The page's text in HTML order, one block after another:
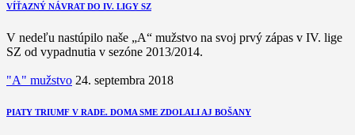
VÍŤAZNÝ NÁVRAT DO IV. LIGY SZ
V nedeľu nastúpilo naše „A“ mužstvo na svoj prvý zápas v IV. lige
SZ od vypadnutia v sezóne 2013/2014.
"A" mužstvo 24. septembra 2018
PIATY TRIUMF V RADE. DOMA SME ZDOLALI AJ BOŠANY